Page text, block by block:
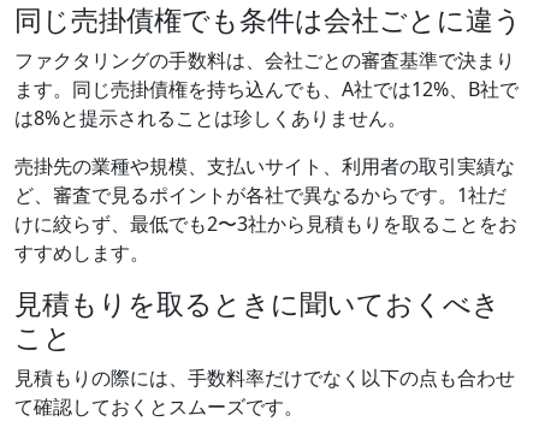
同じ売掛債権でも条件は会社ごとに違う
ファクタリングの手数料は、会社ごとの審査基準で決まり
ます。同じ売掛債権を持ち込んでも、A社では12%、B社で
は8%と提示されることは珍しくありません。
売掛先の業種や規模、支払いサイト、利用者の取引実績な
ど、審査で見るポイントが各社で異なるからです。1社だ
けに絞らず、最低でも2〜3社から見積もりを取ることをお
すすめします。
見積もりを取るときに聞いておくべき
こと
見積もりの際には、手数料率だけでなく以下の点も合わせ
て確認しておくとスムーズです。